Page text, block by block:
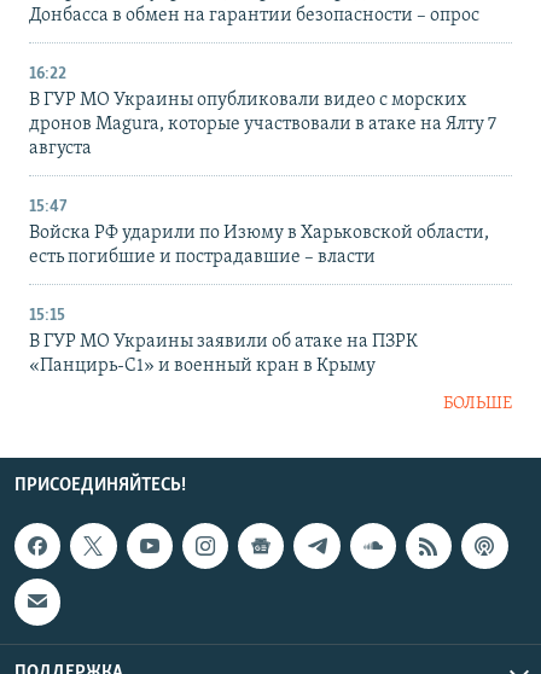
Донбасса в обмен на гарантии безопасности – опрос
16:22
В ГУР МО Украины опубликовали видео с морских
дронов Magura, которые участвовали в атаке на Ялту 7
августа
15:47
Войска РФ ударили по Изюму в Харьковской области,
есть погибшие и пострадавшие – власти
15:15
В ГУР МО Украины заявили об атаке на ПЗРК
«Панцирь-С1» и военный кран в Крыму
БОЛЬШЕ
ПРИСОЕДИНЯЙТЕСЬ!